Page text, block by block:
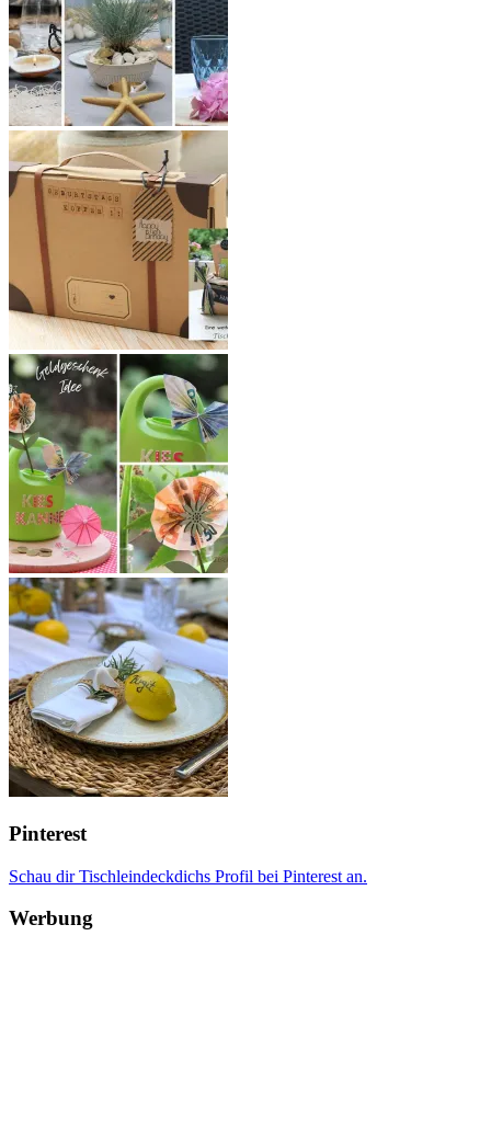
Pinterest
Schau dir Tischleindeckdichs Profil bei Pinterest an.
Werbung